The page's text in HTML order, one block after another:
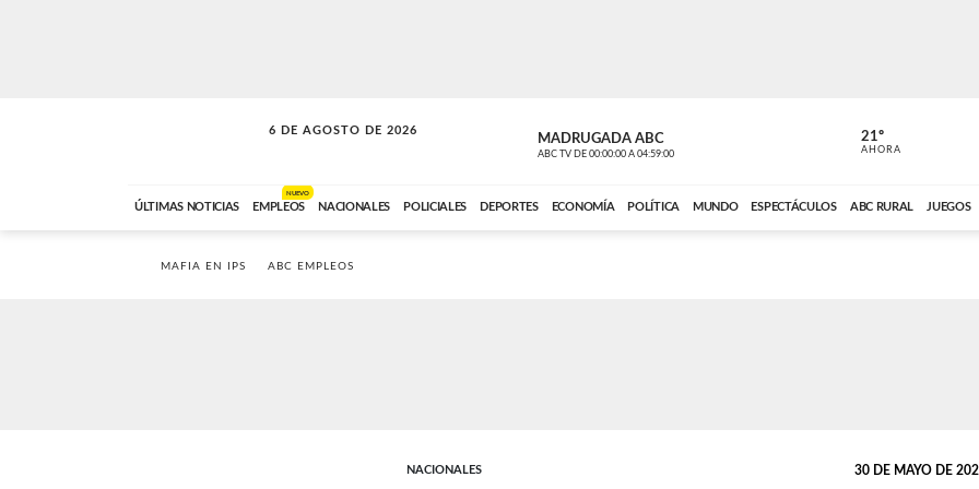
6 DE AGOSTO DE 2026
SOLO MÚSICA MADRUGADA ABC
ABC TV DE 00:00:00 A 04:59:00 ABC CARDINAL
21º
AHORA
ÚLTIMAS NOTICIAS EMPLEOS
NUEVO
NACIONALES POLICIALES DEPORTES ECONOMÍA POLÍTICA MUNDO ESPECTÁCULOS ABC RURAL JUEGOS
MAFIA EN IPS ABC EMPLEOS
NACIONALES 30 DE MAYO DE